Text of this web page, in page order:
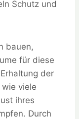
Schutz und
bauen,
für diese
der
viele
ihres
Durch